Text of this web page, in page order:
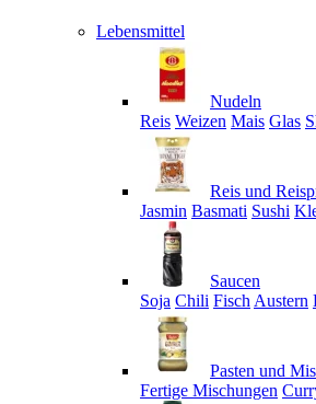
Lebensmittel
Nudeln
Reis Weizen Mais Glas
Reis und
Jasmin Basmati Sushi
Saucen
Soja Chili Fisch Austern
Pasten und
Fertige Mischungen